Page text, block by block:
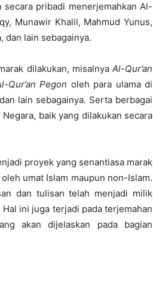
secara pribadi menerjemahkan Al-
Munawir Khalil, Mahmud Yunus,
dan lain sebagainya.
dilakukan, misalnya Al-Qur’an
Qur’an Pegon oleh para ulama di
lain sebagainya. Serta berbagai
baik yang dilakukan secara
proyek yang senantiasa marak
umat Islam maupun non-Islam.
dan tulisan telah menjadi milik
ini juga terjadi pada terjemahan
akan dijelaskan pada bagian